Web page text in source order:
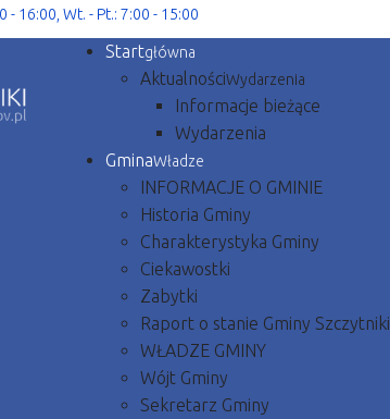
- 16:00, Wt. - Pt.: 7:00 - 15:00
Startgłówna
AktualnościWydarzenia
Informacje bieżące
Wydarzenia
GminaWładze
INFORMACJE O GMINIE
Historia Gminy
Charakterystyka Gminy
Ciekawostki
Zabytki
Raport o stanie Gminy Szczytniki
WŁADZE GMINY
Wójt Gminy
Sekretarz Gminy